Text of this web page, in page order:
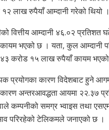
लाख रुपैयाँ आम्दानी गरेको थियो ।
वित्तीय आम्दानी ४६.०२ प्रतिशत
भएको छ । यता, कुल आम्दानी
करोड १५ लाख रुपैयाँ कायम
प्रयोगका कारण विदेशबाट हुने
कारण अन्तरआवद्धता आयमा २२.३७
कम्पनीको समग्र भ्वाइस तथा
परिरहेको टेलिकमले जनाएको छ ।